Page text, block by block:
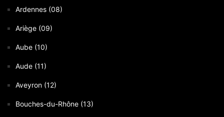
Ardennes (08)
Ariège (09)
Aube (10)
Aude (11)
Aveyron (12)
Bouches-du-Rhône (13)